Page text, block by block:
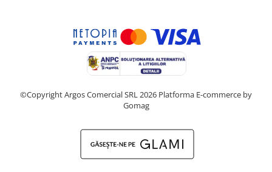
©Copyright Argos Comercial SRL 2026 Platforma E-commerce by
Gomag